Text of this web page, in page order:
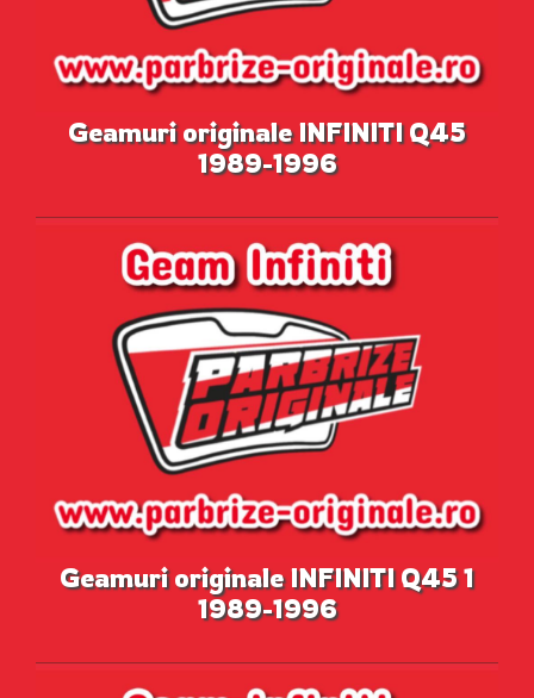
Geamuri originale INFINITI Q45
1989-1996
Geamuri originale INFINITI Q45 1
1989-1996